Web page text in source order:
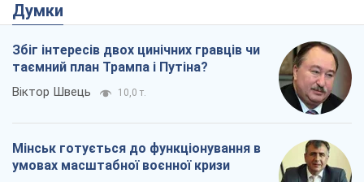
Думки
Збіг інтересів двох цинічних гравців чи
таємний план Трампа і Путіна?
Віктор Швець 10,0 т.
Мінськ готується до функціонування в
умовах масштабної воєнної кризи